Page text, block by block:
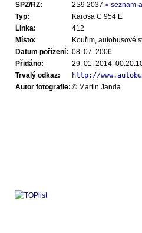
SPZ/RZ:
2S9 2037 » seznam-
Typ:
Karosa C 954 E
Linka:
412
Místo:
Kouřim, autobusové
Datum pořízení: 08. 07. 2006
Přidáno:
29. 01. 2014
Trvalý odkaz:
http://
Autor fotografie: © Martin Janda